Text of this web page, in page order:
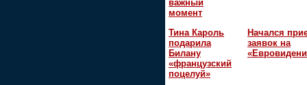
важный
момент
Тина Кароль
подарила
Билану
«французский
поцелуй»
Начался
заявок на